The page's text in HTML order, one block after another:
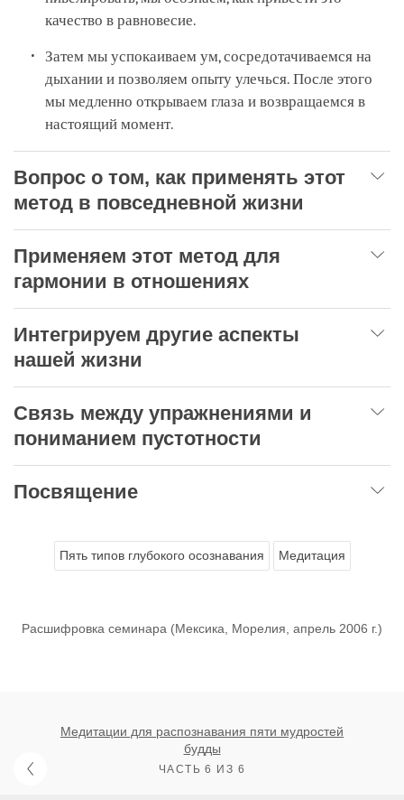
качество в равновесие.
Затем мы успокаиваем ум, сосредотачиваемся на
дыхании и позволяем опыту улечься. После этого
мы медленно открываем глаза и возвращаемся в
настоящий момент.
Вопрос о том, как применять этот
метод в повседневной жизни
Применяем этот метод для
гармонии в отношениях
Интегрируем другие аспекты
нашей жизни
Связь между упражнениями и
пониманием пустотности
Посвящение
Пять типов глубокого осознавания Медитация
Расшифровка семинара (Мексика, Морелия, апрель 2006 г.)
Медитации для распознавания пяти мудростей
будды
ЧАСТЬ 6 ИЗ 6